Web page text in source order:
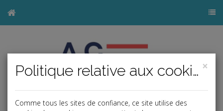
×
Politique relative aux cookies
Comme tous les sites de confiance, ce site utilise des